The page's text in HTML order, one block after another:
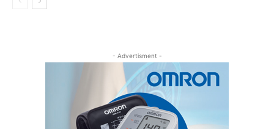
- Advertisment -